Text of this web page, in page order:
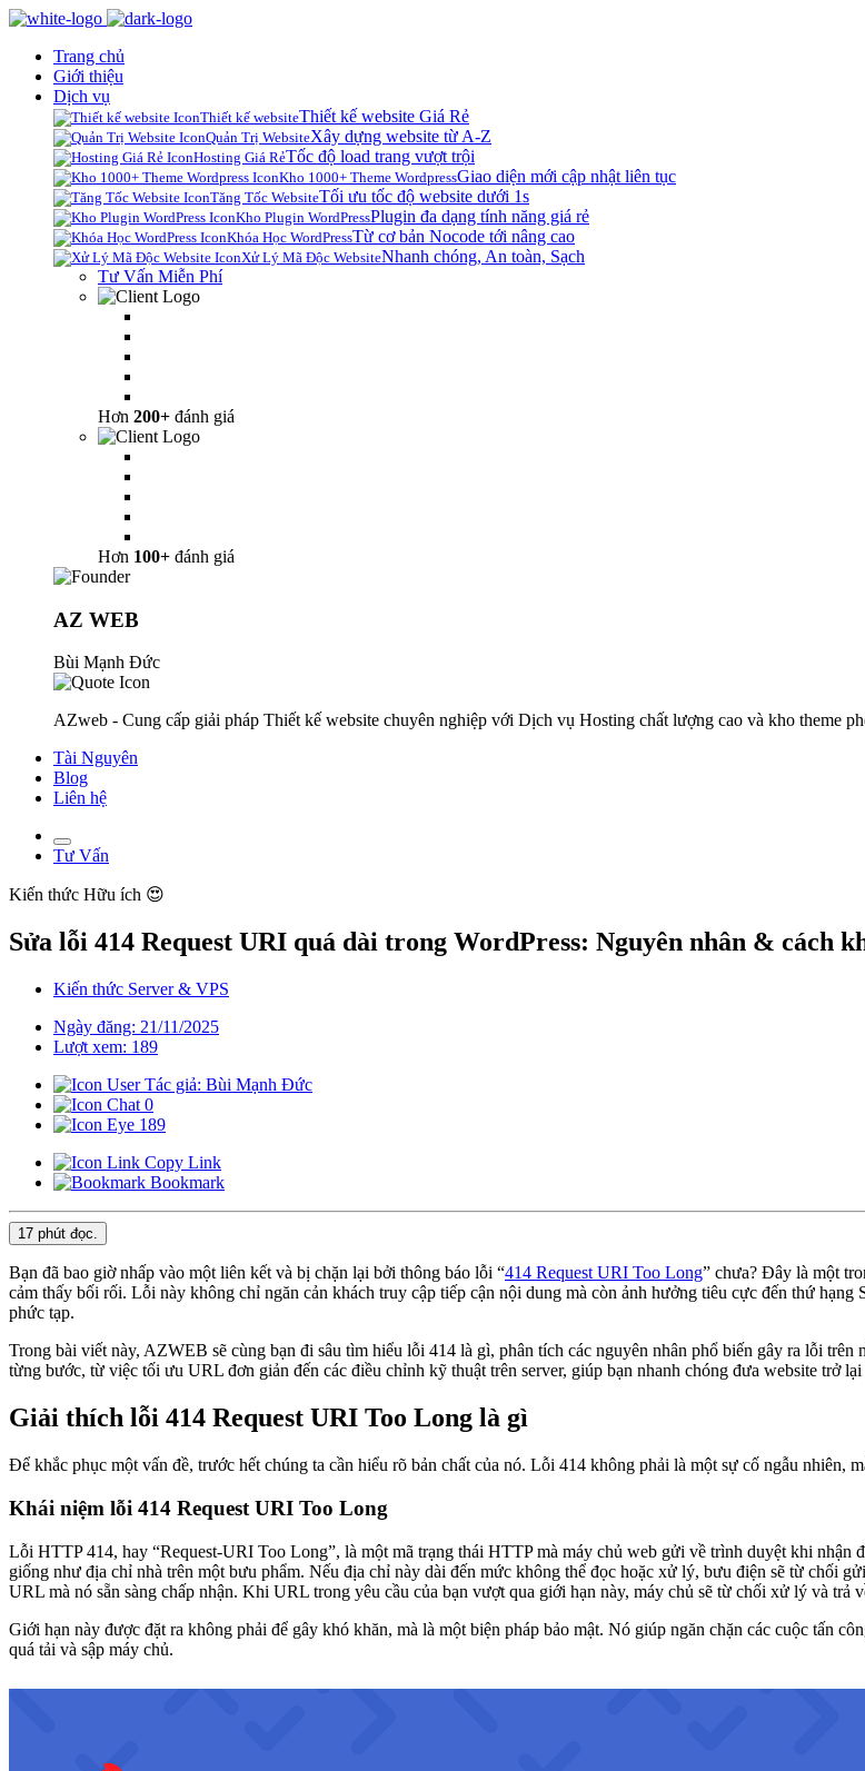
Trang chủ
Giới thiệu
Dịch vụ
Thiết kế websiteThiết kế website Giá Rẻ
Quản Trị WebsiteXây dựng website từ A-Z
Hosting Giá RẻTốc độ load trang vượt trội
Kho 1000+ Theme WordpressGiao diện mới cập nhật liên tục
Tăng Tốc WebsiteTối ưu tốc độ website dưới 1s
Kho Plugin WordPressPlugin đa dạng tính năng giá rẻ
Khóa Học WordPressTừ cơ bản Nocode tới nâng cao
Xử Lý Mã Độc WebsiteNhanh chóng, An toàn, Sạch
Tư Vấn Miễn Phí
Hơn 200+ đánh giá
Hơn 100+ đánh giá
AZ WEB
Bùi Mạnh Đức
AZweb - Cung cấp giải pháp Thiết kế website chuyên nghiệp với Dịch vụ Hosting chất lượng cao và kho theme
Tài Nguyên
Blog
Liên hệ
Tư Vấn
Kiến thức Hữu ích 😍
Sửa lỗi 414 Request URI quá dài trong WordPress: Nguyên nhân & cách
Kiến thức Server & VPS
Ngày đăng: 21/11/2025
Lượt xem: 189
Tác giả: Bùi Mạnh Đức
0
189
Copy Link
Bookmark
17 phút đọc.
Bạn đã bao giờ nhấp vào một liên kết và bị chặn lại bởi thông báo lỗi “414 Request URI Too Long” chưa? Đây là một
cảm thấy bối rối. Lỗi này không chỉ ngăn cản khách truy cập tiếp cận nội dung mà còn ảnh hưởng tiêu cực đến thứ
phức tạp.
Trong bài viết này, AZWEB sẽ cùng bạn đi sâu tìm hiểu lỗi 414 là gì, phân tích các nguyên nhân phổ biến gây ra lỗi
từng bước, từ việc tối ưu URL đơn giản đến các điều chỉnh kỹ thuật trên server, giúp bạn nhanh chóng đưa website trở
Giải thích lỗi 414 Request URI Too Long là gì
Để khắc phục một vấn đề, trước hết chúng ta cần hiểu rõ bản chất của nó. Lỗi 414 không phải là một sự cố ngẫu nhiên,
Khái niệm lỗi 414 Request URI Too Long
Lỗi HTTP 414, hay “Request-URI Too Long”, là một mã trạng thái HTTP mà máy chủ web gửi về trình duyệt khi
giống như địa chỉ nhà trên một bưu phẩm. Nếu địa chỉ này dài đến mức không thể đọc hoặc xử lý, bưu điện sẽ từ chối
URL mà nó sẵn sàng chấp nhận. Khi URL trong yêu cầu của bạn vượt qua giới hạn này, máy chủ sẽ từ chối xử lý và trả
Giới hạn này được đặt ra không phải để gây khó khăn, mà là một biện pháp bảo mật. Nó giúp ngăn chặn các cuộc tấn
quá tải và sập máy chủ.